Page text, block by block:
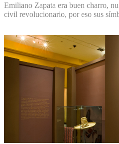
Emiliano Zapata era buen charro,
civil revolucionario, por eso sus